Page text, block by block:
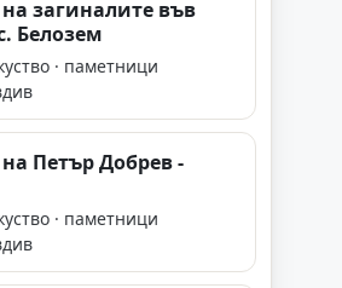
загиналите във
Белозем
· паметници
Петър Добрев -
· паметници